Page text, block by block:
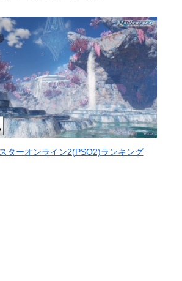
ターオンライン2(PSO2)ランキング